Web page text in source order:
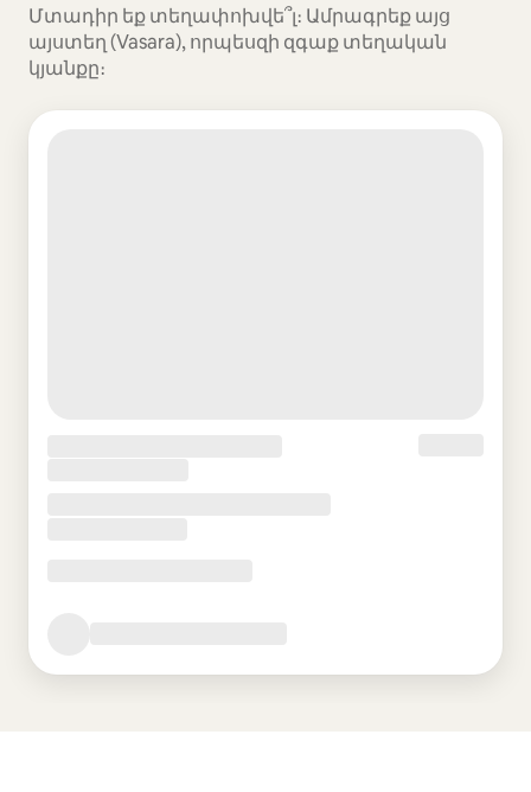
Մտադիր եք տեղափոխվե՞լ։ Ամրագրեք այց
այստեղ (Vasara), որպեսզի զգաք տեղական
կյանքը։